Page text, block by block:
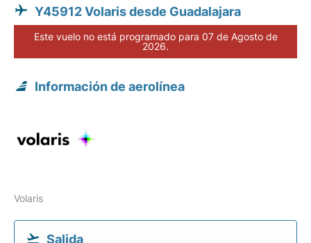
Y45912 Volaris desde Guadalajara
Este vuelo no está programado para 07 de Agosto de
2026.
Información de aerolínea
Volaris
Salida